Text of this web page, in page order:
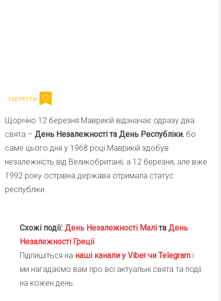
Щорічно 12 березня Маврикій відзначає одразу два
свята – День Незалежності та День Республіки, бо
саме цього дня у 1968 році Маврикій здобув
незалежність від Великобританії, а 12 березня, але вже
1992 року острівна держава отримала статус
республіки.
Схожі події: День Незалежності Малі та День
Незалежності Греції
Підпишіться на наші канали у Viber чи Telegram і
ми нагадаємо вам про всі актуальні свята та події
на кожен день.